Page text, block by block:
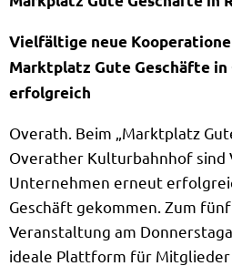
Vielfältige neue
Marktplatz Gute Geschäfte
erfolgreich
Overath. Beim „Marktplatz
Overather Kulturbahnhof sind
Unternehmen erneut
Geschäft gekommen. Zum
Veranstaltung am
ideale Plattform für Mitglieder